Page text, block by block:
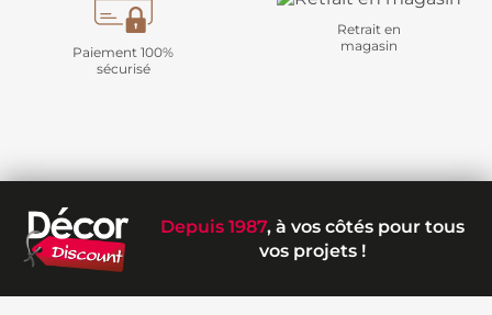
Paiement 100%
sécurisé
Retrait en
magasin
Depuis 1987, à vos côtés pour tous
vos projets !